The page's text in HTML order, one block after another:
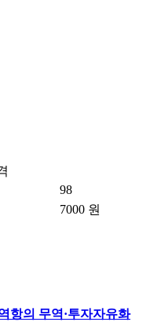
98
7000 원
항의 무역·투자자유화